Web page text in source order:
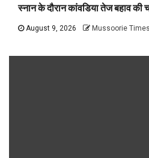
स्नान के दौरान कांवडिया तेज बहाव
August 9, 2026 Mussoorie Times